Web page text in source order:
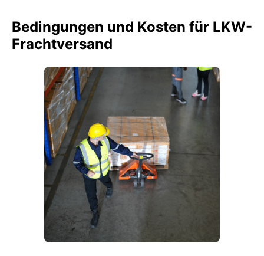
Bedingungen und Kosten für LKW-
Frachtversand